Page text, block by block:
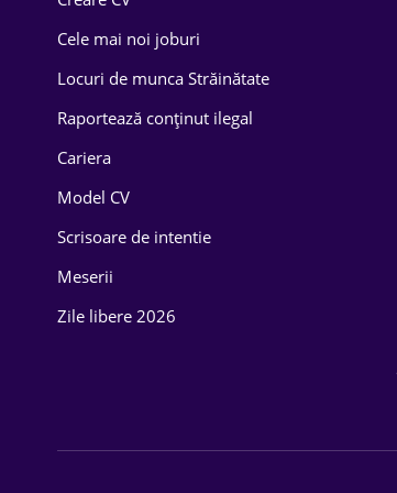
Drept
Educație / Training
Energetică
Farma
Cele mai noi joburi
Locuri de munca Străinătate
Raportează conținut ilegal
Cariera
Model CV
Scrisoare de intentie
Meserii
Zile libere 2026